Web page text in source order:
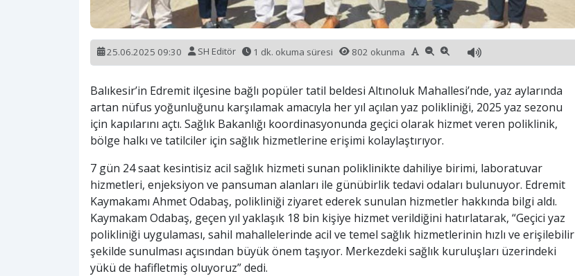
25.06.2025 09:30 SH Editör 1 dk. okuma süresi 802 okunma
Balıkesir’in Edremit ilçesine bağlı popüler tatil beldesi Altınoluk Mahallesi’nde, yaz aylarında
artan nüfus yoğunluğunu karşılamak amacıyla her yıl açılan yaz polikliniği, 2025 yaz sezonu
için kapılarını açtı. Sağlık Bakanlığı koordinasyonunda geçici olarak hizmet veren poliklinik,
bölge halkı ve tatilciler için sağlık hizmetlerine erişimi kolaylaştırıyor.
7 gün 24 saat kesintisiz acil sağlık hizmeti sunan poliklinikte dahiliye birimi, laboratuvar
hizmetleri, enjeksiyon ve pansuman alanları ile günübirlik tedavi odaları bulunuyor. Edremit
Kaymakamı Ahmet Odabaş, polikliniği ziyaret ederek sunulan hizmetler hakkında bilgi aldı.
Kaymakam Odabaş, geçen yıl yaklaşık 18 bin kişiye hizmet verildiğini hatırlatarak, “Geçici yaz
polikliniği uygulaması, sahil mahallelerinde acil ve temel sağlık hizmetlerinin hızlı ve erişilebilir
şekilde sunulması açısından büyük önem taşıyor. Merkezdeki sağlık kuruluşları üzerindeki
yükü de hafifletmiş oluyoruz” dedi.